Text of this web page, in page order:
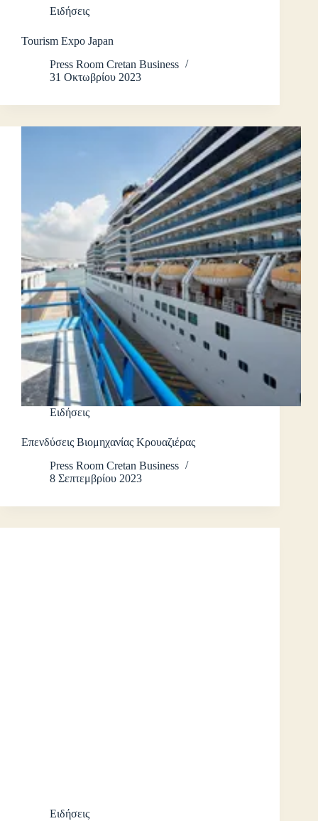
Ειδήσεις
Τοurism Expo Japan
Press Room Cretan Business
31 Οκτωβρίου 2023
Ειδήσεις
Επενδύσεις Βιομηχανίας Κρουαζιέρας
Press Room Cretan Business
8 Σεπτεμβρίου 2023
Ειδήσεις